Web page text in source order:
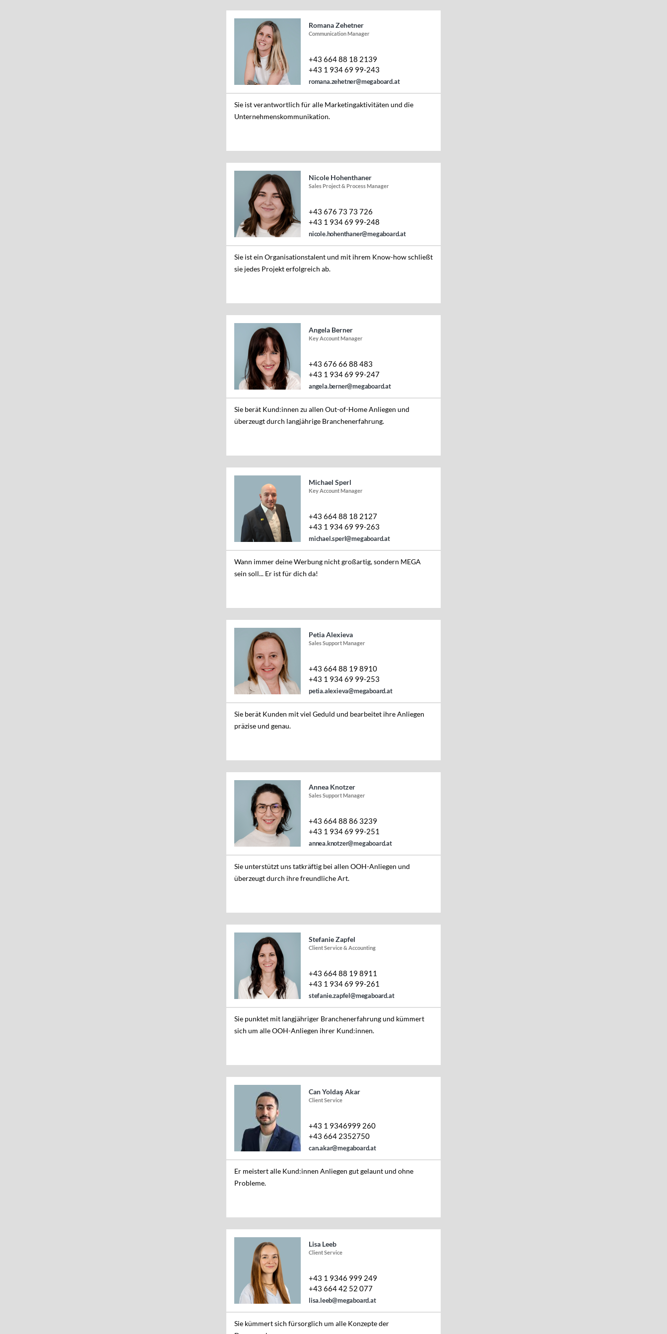
Romana Zehetner
Communication Manager
+43 664 88 18 2139
+43 1 934 69 99-243
romana.zehetner@megaboard.at
Sie ist verantwortlich für alle Marketingaktivitäten und die
Unternehmenskommunikation.
Nicole Hohenthaner
Sales Project & Process Manager
+43 676 73 73 726
+43 1 934 69 99-248
nicole.hohenthaner@megaboard.at
Sie ist ein Organisationstalent und mit ihrem Know-how schließt
sie jedes Projekt erfolgreich ab.
Angela Berner
Key Account Manager
+43 676 66 88 483
+43 1 934 69 99-247
angela.berner@megaboard.at
Sie berät Kund:innen zu allen Out-of-Home Anliegen und
überzeugt durch langjährige Branchenerfahrung.
Michael Sperl
Key Account Manager
+43 664 88 18 2127
+43 1 934 69 99-263
michael.sperl@megaboard.at
Wann immer deine Werbung nicht großartig, sondern MEGA
sein soll... Er ist für dich da!
Petia Alexieva
Sales Support Manager
+43 664 88 19 8910
+43 1 934 69 99-253
petia.alexieva@megaboard.at
Sie berät Kunden mit viel Geduld und bearbeitet ihre Anliegen
präzise und genau.
Annea Knotzer
Sales Support Manager
+43 664 88 86 3239
+43 1 934 69 99-251
annea.knotzer@megaboard.at
Sie unterstützt uns tatkräftig bei allen OOH-Anliegen und
überzeugt durch ihre freundliche Art.
Stefanie Zapfel
Client Service & Accounting
+43 664 88 19 8911
+43 1 934 69 99-261
stefanie.zapfel@megaboard.at
Sie punktet mit langjähriger Branchenerfahrung und kümmert
sich um alle OOH-Anliegen ihrer Kund:innen.
Can Yoldaş Akar
Client Service
+43 1 9346999 260
+43 664 2352750
can.akar@megaboard.at
Er meistert alle Kund:innen Anliegen gut gelaunt und ohne
Probleme.
Lisa Leeb
Client Service
+43 1 9346 999 249
+43 664 42 52 077
lisa.leeb@megaboard.at
Sie kümmert sich fürsorglich um alle Konzepte der